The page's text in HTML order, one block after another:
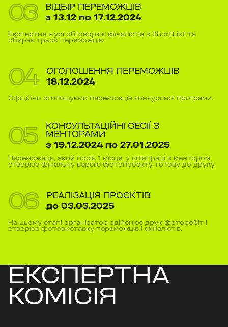
03
ВІДБІР ПЕРЕМОЖЦІВ
з 13.12 по 17.12.2024
Експертне журі обговорює фіналістів з ShortList та
обирає трьох переможців.
04
ОГОЛОШЕННЯ ПЕРЕМОЖЦІВ
18.12.2024
Офіційно оголошуємо переможців конкурсної програми.
05
КОНСУЛЬТАЦІЙНІ СЕСІЇ З
МЕНТОРАМИ
з 19.12.2024 по 27.01.2025
Переможець, який посів 1 місце, у співпраці з ментором
створює фінальну версію фотопроєкту, готову до друку.
06
РЕАЛІЗАЦІЯ ПРОЄКТІВ
до 03.03.2025
На цьому етапі організатор здійснює друк фоторобіт і
створює фотовиставку переможців і фіналістів.
ЕКСПЕРТНА
КОМІСІЯ